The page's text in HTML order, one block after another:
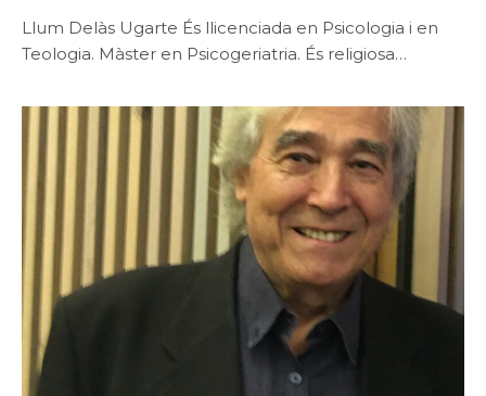
Llum Delàs Ugarte És llicenciada en Psicologia i en
Teologia. Màster en Psicogeriatria. És religiosa…